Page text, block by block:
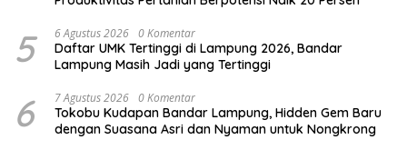
5 6 Agustus 2026 0 Komentar
Daftar UMK Tertinggi di Lampung 2026, Bandar
Lampung Masih Jadi yang Tertinggi
6 7 Agustus 2026 0 Komentar
Tokobu Kudapan Bandar Lampung, Hidden Gem Baru
dengan Suasana Asri dan Nyaman untuk Nongkrong